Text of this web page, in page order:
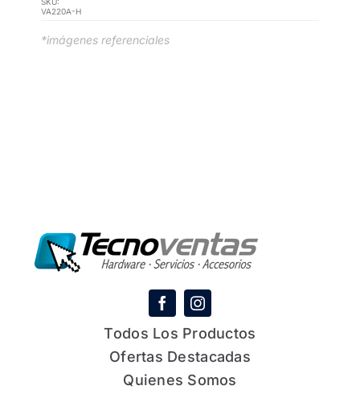
SKU:
VA220A-H
*imágenes referenciales
Todos Los Productos
Ofertas Destacadas
Quienes Somos